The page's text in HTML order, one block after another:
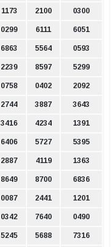
1173 2100 0300
0299 6111 6051
6863 5564 0593
2239 8597 5299
0758 0402 2092
2744 3887 3643
3416 4234 1391
6406 5727 5395
2887 4119 1363
8649 8700 6836
0087 2441 1201
0342 7640 0490
5245 5688 7316